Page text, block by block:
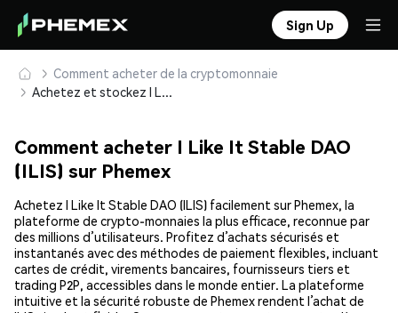
Sign Up
Comment acheter de la cryptomonnaie
Achetez et stockez I Like It Stable DAO (ILIS) en toute sécurité
Comment acheter I Like It Stable DAO
(ILIS) sur Phemex
Achetez I Like It Stable DAO (ILIS) facilement sur Phemex, la
plateforme de crypto-monnaies la plus efficace, reconnue par
des millions d’utilisateurs. Profitez d’achats sécurisés et
instantanés avec des méthodes de paiement flexibles, incluant
cartes de crédit, virements bancaires, fournisseurs tiers et
trading P2P, accessibles dans le monde entier. La plateforme
intuitive et la sécurité robuste de Phemex rendent l’achat de